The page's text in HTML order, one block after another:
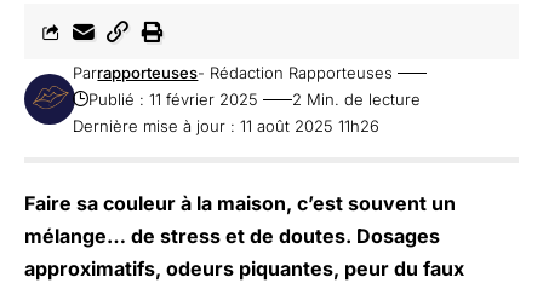
Dernière mise à jour : 11 août 2025 11h26
Parrapporteuses- Rédaction Rapporteuses
Publié : 11 février 2025
2 Min. de lecture
Faire sa couleur à la maison, c’est souvent un
mélange… de stress et de doutes. Dosages
approximatifs, odeurs piquantes, peur du faux